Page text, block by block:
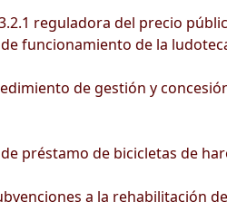
reguladora del precio
funcionamiento de la
de gestión y
préstamo de bicicletas de
a la rehabilitación